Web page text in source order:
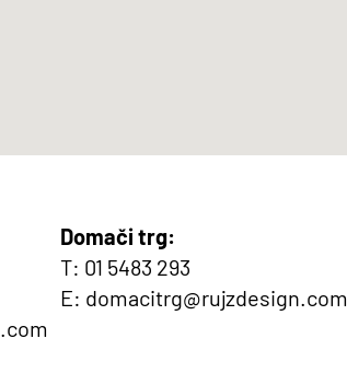
Domači trg:
T: 01 5483 293
E: domacitrg@rujzdesign.com